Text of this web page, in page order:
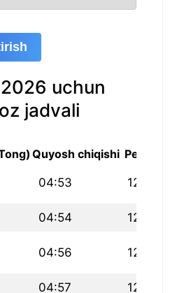
uchun
jadvali
Quyosh chiqishi Peshin
04:53 12:29
04:54 12:29
04:56 12:29
04:57 12:29